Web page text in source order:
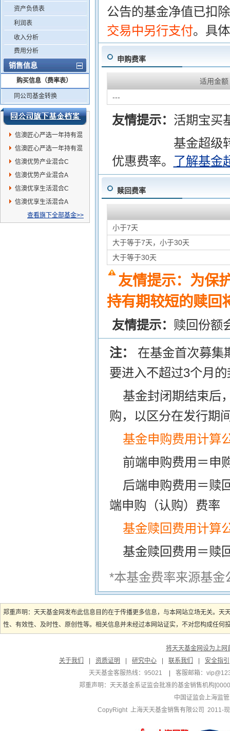
资产负债表
利润表
收入分析
费用分析
销售信息
购买信息（费率表）
同公司基金转换
信澳匠心严选一年持有混
合C
信澳匠心严选一年持有混
合A
信澳优势产业混合C
信澳优势产业混合A
信澳优享生活混合C
信澳优享生活混合A
查看旗下全部基金>>
公告的基金净值已扣
交易中另行支付。具
申购费率
适用金额
---
友情提示： 活期宝买
基金超级
优惠费率。 了解基金
赎回费率
小于7天
大于等于7天，小于30天
大于等于30天
友情提示：为保
持有期较短的赎回
友情提示： 赎回份额
注： 在基金首次募集
要进入不超过3个月
基金封闭期结束后
购，以区分在发行期
基金申购费用计算
前端申购费用＝申
后端申购费用＝赎
端申购（认购）费率
基金赎回费用计算
基金赎回费用＝赎
*本基金费率来源基
郑重声明：天天基金网发布此信息目的在于传播更多信息，与本网站立场无关。
性、有效性、及时性、原创性等。相关信息并未经过本网站证实，不对您构成任
将天天基金网设为上网
关于我们
资质证明 研究中心 联系我们
安全指引
天天基金客服热线：95021
客服邮箱：
郑重声明： 天天基金系证监会批准的基金销售机构
中国证监会上海监
CopyRight 上海天天基金销售有限公司 2011-